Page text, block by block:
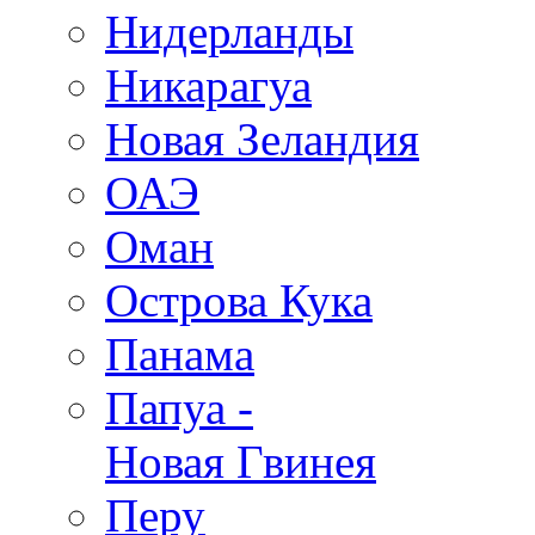
Нидерланды
Никарагуа
Новая Зеландия
ОАЭ
Оман
Острова Кука
Панама
Папуа -
Новая Гвинея
Перу